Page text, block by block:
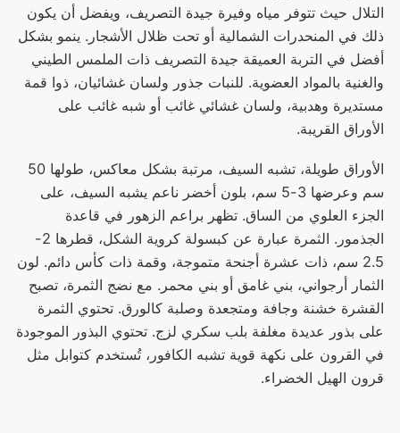
التلال حيث تتوفر مياه وفيرة جيدة التصريف، ويفضل أن يكون
ذلك في المنحدرات الشمالية أو تحت ظلال الأشجار. ينمو بشكل
أفضل في التربة العميقة جيدة التصريف ذات الملمس الطيني
والغنية بالمواد العضوية. للنبات جذور ولسان غشائيان، ذوا قمة
مستديرة وهدبية، ولسان غشائي غائب أو شبه غائب على
الأوراق القريبة.
الأوراق طويلة، تشبه السيف، مرتبة بشكل معاكس، طولها 50
سم وعرضها 3-5 سم، بلون أخضر ناعم يشبه السيف، على
الجزء العلوي من الساق. تظهر براعم الزهور في قاعدة
الجذمور. الثمرة عبارة عن كبسولة كروية الشكل، قطرها 2-
2.5 سم، ذات عشرة أجنحة متموجة، وقمة ذات كأس دائم. لون
الثمار أرجواني، بني غامق أو بني محمر. مع نضج الثمرة، تصبح
القشرة خشنة وجافة ومتجعدة وصلبة كالورق. تحتوي الثمرة
على بذور عديدة مغلفة بلب سكري لزج. تحتوي البذور الموجودة
في القرون على نكهة قوية تشبه الكافور، تُستخدم كتوابل مثل
قرون الهيل الخضراء.